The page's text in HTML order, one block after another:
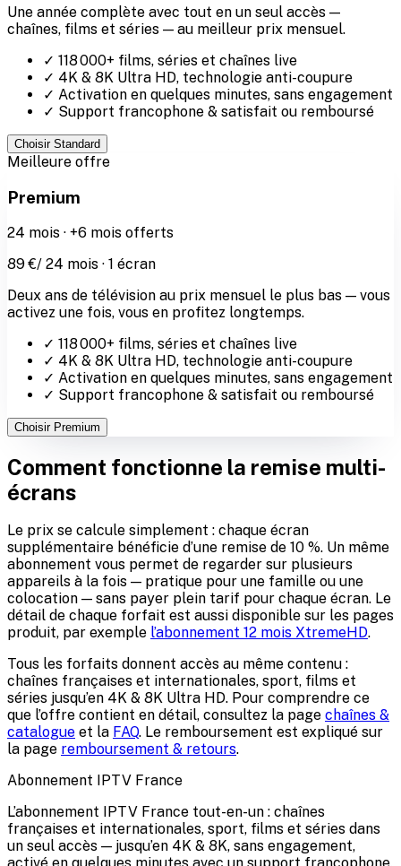
Une année complète avec tout en un seul accès —
chaînes, films et séries — au meilleur prix mensuel.
✓ 118 000+ films, séries et chaînes live
✓ 4K & 8K Ultra HD, technologie anti-coupure
✓ Activation en quelques minutes, sans engagement
✓ Support francophone & satisfait ou remboursé
Choisir Standard
Meilleure offre
Premium
24 mois · +6 mois offerts
89 €/ 24 mois · 1 écran
Deux ans de télévision au prix mensuel le plus bas — vous
activez une fois, vous en profitez longtemps.
✓ 118 000+ films, séries et chaînes live
✓ 4K & 8K Ultra HD, technologie anti-coupure
✓ Activation en quelques minutes, sans engagement
✓ Support francophone & satisfait ou remboursé
Choisir Premium
Comment fonctionne la remise multi-
écrans
Le prix se calcule simplement : chaque écran
supplémentaire bénéficie d’une remise de 10 %. Un même
abonnement vous permet de regarder sur plusieurs
appareils à la fois — pratique pour une famille ou une
colocation — sans payer plein tarif pour chaque écran. Le
détail de chaque forfait est aussi disponible sur les pages
produit, par exemple l’abonnement 12 mois XtremeHD.
Tous les forfaits donnent accès au même contenu :
chaînes françaises et internationales, sport, films et
séries jusqu’en 4K & 8K Ultra HD. Pour comprendre ce
que l’offre contient en détail, consultez la page chaînes &
catalogue et la FAQ. Le remboursement est expliqué sur
la page remboursement & retours.
Abonnement IPTV France
L’abonnement IPTV France tout-en-un : chaînes
françaises et internationales, sport, films et séries dans
un seul accès — jusqu’en 4K & 8K, sans engagement,